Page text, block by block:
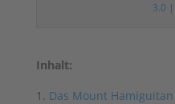
3.0 |
Inhalt:
Das Mount